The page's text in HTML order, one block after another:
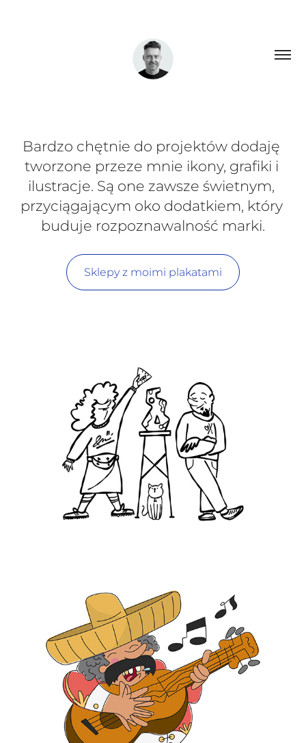
Bardzo chętnie do projektów dodaję
tworzone przeze mnie ikony, grafiki i
ilustracje. Są one zawsze świetnym,
przyciągającym oko dodatkiem, który
buduje rozpoznawalność marki.
Sklepy z moimi plakatami
LUDZIE PLACU
HALLERA
BOHATEROWIE APKI
JĘZYKOWEJ